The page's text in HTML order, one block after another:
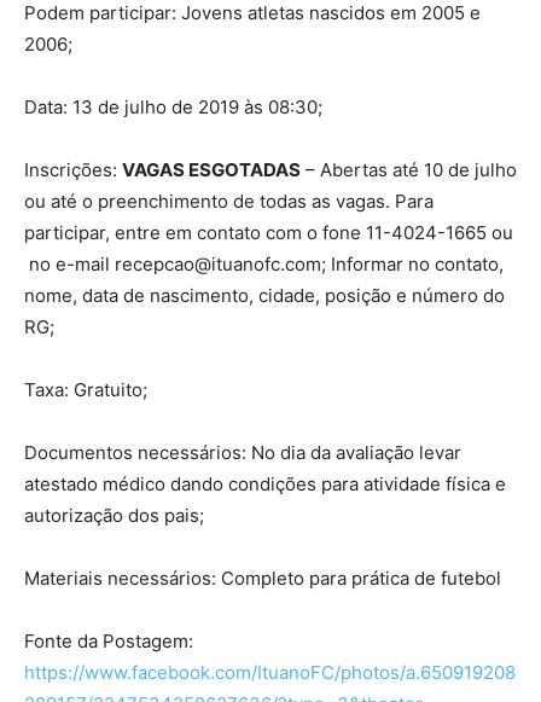
Podem participar: Jovens atletas nascidos em 2005 e
2006;
Data: 13 de julho de 2019 às 08:30;
Inscrições: VAGAS ESGOTADAS – Abertas até 10 de julho
ou até o preenchimento de todas as vagas. Para
participar, entre em contato com o fone 11-4024-1665 ou
no e-mail recepcao@ituanofc.com; Informar no contato,
nome, data de nascimento, cidade, posição e número do
RG;
Taxa: Gratuito;
Documentos necessários: No dia da avaliação levar
atestado médico dando condições para atividade física e
autorização dos pais;
Materiais necessários: Completo para prática de futebol
Fonte da Postagem:
https://www.facebook.com/ItuanoFC/photos/a.650919208